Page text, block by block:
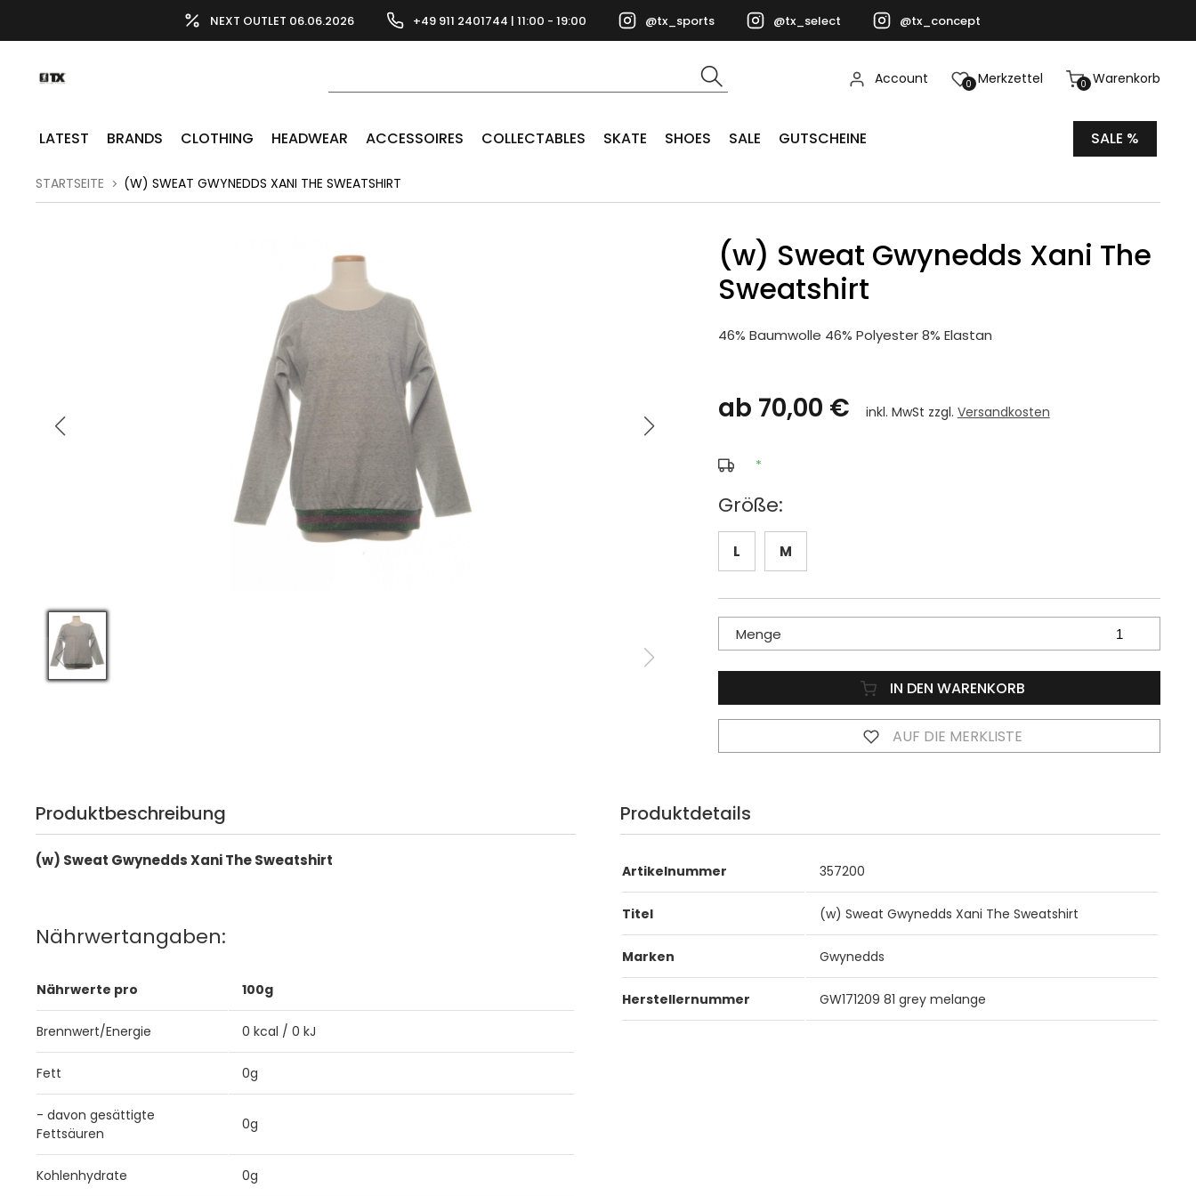
NEXT OUTLET 06.06.2026 +49 911 2401744 | 11:00 - 19:00 @tx_sports @tx_select @tx_concept
0 Warenkorb
0 Merkzettel
Account
LATEST BRANDS CLOTHING HEADWEAR ACCESSOIRES COLLECTABLES SKATE SHOES SALE GUTSCHEINE SALE %
STARTSEITE (W) SWEAT GWYNEDDS XANI THE SWEATSHIRT
(w) Sweat Gwynedds Xani The
Sweatshirt
46% Baumwolle 46% Polyester 8% Elastan
ab 70,00 € inkl. MwSt zzgl. Versandkosten
*
Größe:
L M
Menge
IN DEN WARENKORB
AUF DIE MERKLISTE
Produktbeschreibung
(w) Sweat Gwynedds Xani The Sweatshirt
Nährwertangaben:
Nährwerte pro 100g
Brennwert/Energie 0 kcal / 0 kJ
Fett 0g
- davon gesättigte
Fettsäuren
0g
Kohlenhydrate 0g
Produktdetails
Artikelnummer 357200
Titel (w) Sweat Gwynedds Xani The Sweatshirt
Marken Gwynedds
Herstellernummer GW171209 81 grey melange